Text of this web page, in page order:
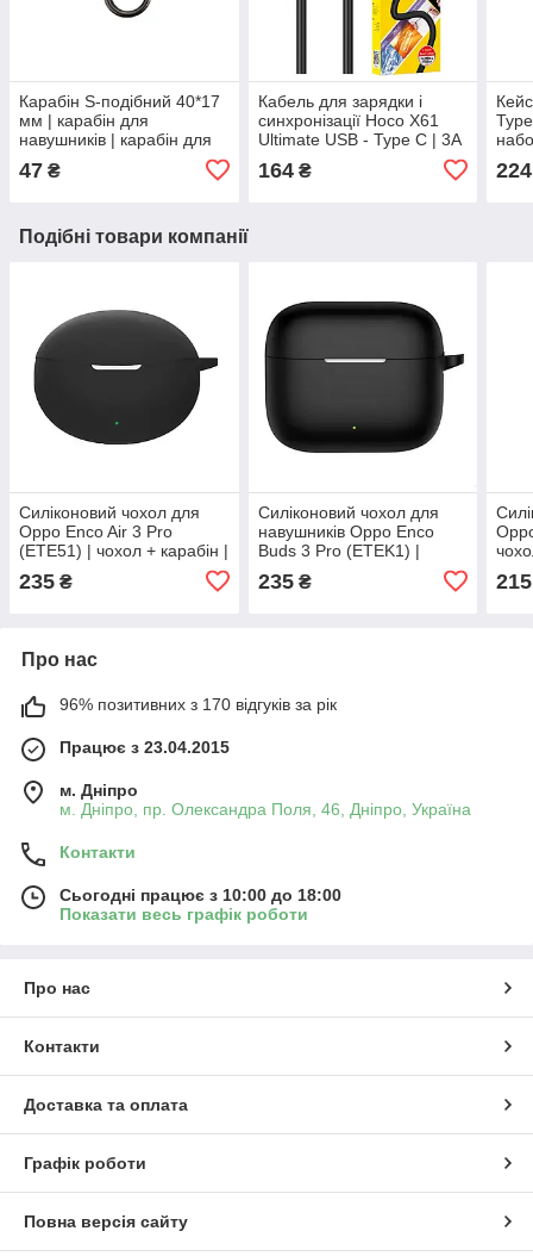
Карабін S-подібний 40*17
мм | карабін для
навушників | карабін для
47 ₴
Кабель для зарядки і
синхронізації Hoco X61
Ultimate USB - Type C | 3A
164₴ 224
Подібні товари компанії
Силіконовий чохол для
Oppo Enco Air 3 Pro
(ETE51) | чохол + карабін |
235 ₴
Силіконовий чохол для
навушників Oppo Enco
Buds 3 Pro (ETEK1) |
чохол + карабін | чорний
235₴ 215
Про нас
96% позитивних з 170 відгуків за рік
Працює з 23.04.2015
м. Дніпро
м. Дніпро, пр. Олександра Поля, 46, Дніпро, Україна
Контакти
Сьогодні працює з 10:00 до 18:00
Показати весь графік роботи
Про нас
Контакти
Доставка та оплата
Графік роботи
Повна версія сайту